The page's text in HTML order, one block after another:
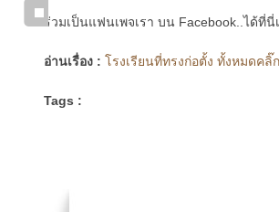
ร่วมเป็นแฟนเพจเรา บน Facebook..ได้ที่นี่
อ่านเรื่อง : โรงเรียนที่ทรงก่อตั้ง ทั้งหมดคลิ๊ก
Tags :